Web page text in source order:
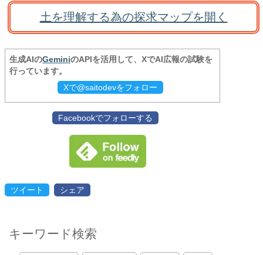
土を理解する為の探求マップを開く
生成AIのGeminiのAPIを活用して、XでAI広報の試験を
行っています。
Xで@saitodevをフォロー
Facebookでフォローする
ツイート シェア
キーワード検索